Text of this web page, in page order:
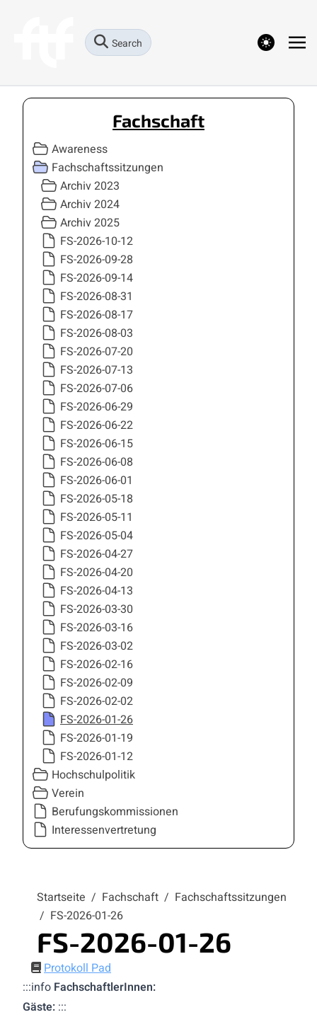
Search theme switcher
Fachschaft
Awareness
Fachschaftssitzungen
Archiv 2023
Archiv 2024
Archiv 2025
FS-2026-10-12
FS-2026-09-28
FS-2026-09-14
FS-2026-08-31
FS-2026-08-17
FS-2026-08-03
FS-2026-07-20
FS-2026-07-13
FS-2026-07-06
FS-2026-06-29
FS-2026-06-22
FS-2026-06-15
FS-2026-06-08
FS-2026-06-01
FS-2026-05-18
FS-2026-05-11
FS-2026-05-04
FS-2026-04-27
FS-2026-04-20
FS-2026-04-13
FS-2026-03-30
FS-2026-03-16
FS-2026-03-02
FS-2026-02-16
FS-2026-02-09
FS-2026-02-02
FS-2026-01-26
FS-2026-01-19
FS-2026-01-12
Hochschulpolitik
Verein
Berufungskommissionen
Interessenvertretung
Startseite / Fachschaft / Fachschaftssitzungen
/ FS-2026-01-26
FS-2026-01-26
Protokoll Pad
:::info FachschaftlerInnen:
Gäste: :::